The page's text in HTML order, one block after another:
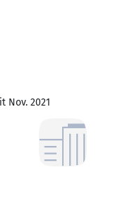
Nov. 2021